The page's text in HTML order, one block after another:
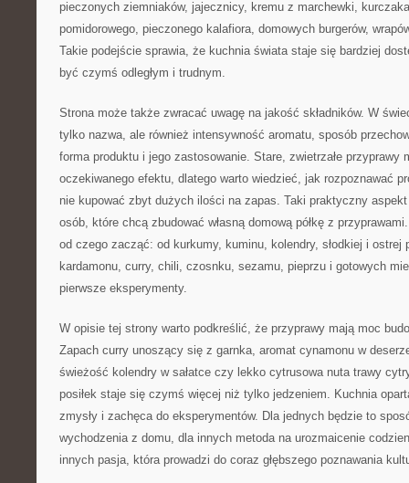
pieczonych ziemniaków, jajecznicy, kremu z marchewki,
pomidorowego, pieczonego kalafiora, domowych burgerów,
Takie podejście sprawia, że kuchnia świata staje się bardziej
być czymś odległym i trudnym.
Strona może także zwracać uwagę na jakość składników. W
tylko nazwa, ale również intensywność aromatu, sposób
forma produktu i jego zastosowanie. Stare, zwietrzałe przyprawy
oczekiwanego efektu, dlatego warto wiedzieć, jak rozpoznawać
nie kupować zbyt dużych ilości na zapas. Taki praktyczny
osób, które chcą zbudować własną domową półkę z
od czego zacząć: od kurkumy, kuminu, kolendry, słodkiej i ostrej
kardamonu, curry, chili, czosnku, sezamu, pieprzu i gotowych
pierwsze eksperymenty.
W opisie tej strony warto podkreślić, że przyprawy mają moc
Zapach curry unoszący się z garnka, aromat cynamonu w
świeżość kolendry w sałatce czy lekko cytrusowa nuta trawy
posiłek staje się czymś więcej niż tylko jedzeniem. Kuchnia
zmysły i zachęca do eksperymentów. Dla jednych będzie to
wychodzenia z domu, dla innych metoda na urozmaicenie
innych pasja, która prowadzi do coraz głębszego poznawania